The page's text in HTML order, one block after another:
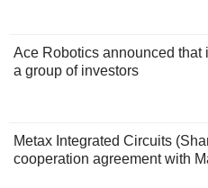
Ace Robotics announced that
a group of investors
Metax Integrated Circuits
cooperation agreement with